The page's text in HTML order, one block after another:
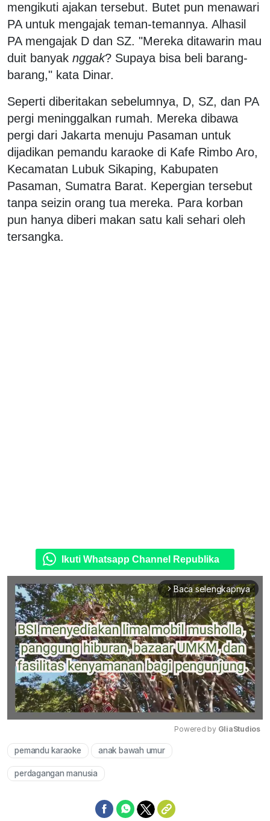
mengikuti ajakan tersebut. Butet pun menawari
PA untuk mengajak teman-temannya. Alhasil
PA mengajak D dan SZ. "Mereka ditawarin mau
duit banyak nggak? Supaya bisa beli barang-
barang," kata Dinar.
Seperti diberitakan sebelumnya, D, SZ, dan PA
pergi meninggalkan rumah. Mereka dibawa
pergi dari Jakarta menuju Pasaman untuk
dijadikan pemandu karaoke di Kafe Rimbo Aro,
Kecamatan Lubuk Sikaping, Kabupaten
Pasaman, Sumatra Barat. Kepergian tersebut
tanpa seizin orang tua mereka. Para korban
pun hanya diberi makan satu kali sehari oleh
tersangka.
Ikuti Whatsapp Channel Republika
arrow_forward_ios Baca selengkapnya
Powered by GliaStudios
pemandu karaoke anak bawah umur
perdagangan manusia